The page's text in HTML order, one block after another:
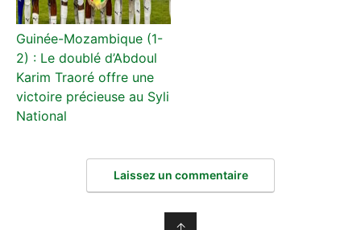
Guinée-Mozambique (1-
2) : Le doublé d’Abdoul
Karim Traoré offre une
victoire précieuse au Syli
National
Laissez un commentaire